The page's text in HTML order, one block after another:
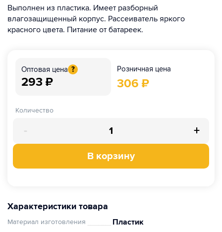
Выполнен из пластика. Имеет разборный
влагозащищенный корпус. Рассеиватель яркого
красного цвета. Питание от батареек.
Оптовая цена ?
293 ₽
Розничная цена
306 ₽
Количество
- +
В корзину
Характеристики товара
Материал изготовления Пластик